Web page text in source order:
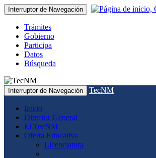
Interruptor de Navegación
Trámites
Gobierno
Participa
Datos
Búsqueda
Interruptor de Navegación TecNM
Inicio
Director General
El TecNM
Oferta Educativa
Licenciatura